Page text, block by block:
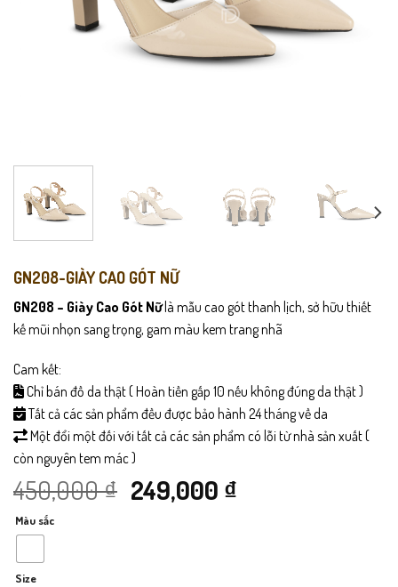
GN208-GIÀY CAO GÓT NỮ
GN208 – Giày Cao Gót Nữlà mẫu cao gót thanh lịch, sở hữu thiết
kế mũi nhọn sang trọng, gam màu kem trang nhã
Cam kết:
Chỉ bán đồ da thật ( Hoàn tiền gấp 10 nếu không đúng da thật )
Tất cả các sản phẩm đều được bảo hành 24 tháng về da
Một đổi một đối với tất cả các sản phẩm có lỗi từ nhà sản xuất (
còn nguyên tem mác )
450,000₫ Giá
249,000 ₫Giá
Màu sắc
Size